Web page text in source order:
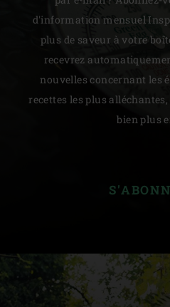
d'information mensuel
plus de saveur à votre
recevrez
nouvelles concernant les
recettes les plus
bien plus